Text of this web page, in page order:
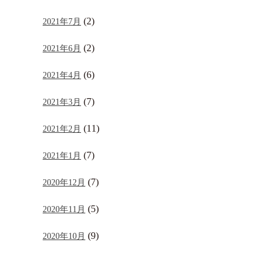
2021年7月 (2)
2021年6月 (2)
2021年4月 (6)
2021年3月 (7)
2021年2月 (11)
2021年1月 (7)
2020年12月 (7)
2020年11月 (5)
2020年10月 (9)